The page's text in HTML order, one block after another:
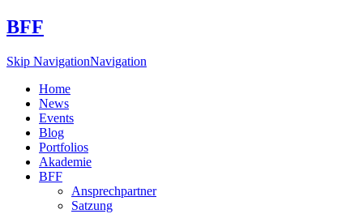
BFF
Skip NavigationNavigation
Home
News
Events
Blog
Portfolios
Akademie
BFF
Ansprechpartner
Satzung